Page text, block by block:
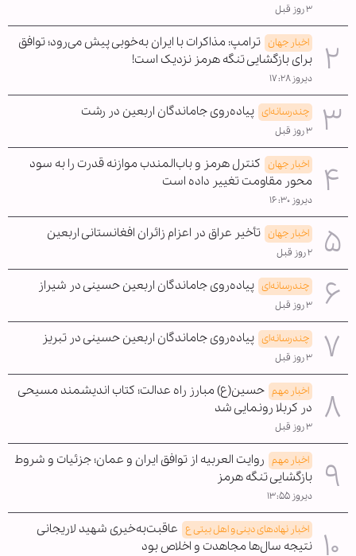
۳ روز قبل
اخبار جهان ترامپ: مذاکرات با ایران به‌خوبی پیش می‌رود؛ توافق
برای بازگشایی تنگه هرمز نزدیک است!
دیروز ۱۷:۲۸
چندرسانه‌ای پیاده‌روی جاماندگان اربعین در رشت
۳ روز قبل
اخبار جهان کنترل هرمز و باب‌المندب موازنه قدرت را به سود
محور مقاومت تغییر داده است
دیروز ۱۶:۳۰
اخبار جهان تأخیر عراق در اعزام زائران افغانستانی اربعین
۲ روز قبل
چندرسانه‌ای پیاده‌روی جاماندگان اربعین حسینی در شیراز
۳ روز قبل
چندرسانه‌ای پیاده‌روی جاماندگان اربعین حسینی در تبریز
۳ روز قبل
اخبار مهم حسین(ع) مبارز راه عدالت؛ کتاب اندیشمند مسیحی
در کربلا رونمایی شد
۳ روز قبل
اخبار مهم روایت العربیه از توافق ایران و عمان؛ جزئیات و شروط
بازگشایی تنگه هرمز
دیروز ۱۳:۵۵
اخبار نهادهای دینی و اهل بیتی ع عاقبت‌به‌خیری شهید لاریجانی
نتیجه سال‌ها مجاهدت و اخلاص بود